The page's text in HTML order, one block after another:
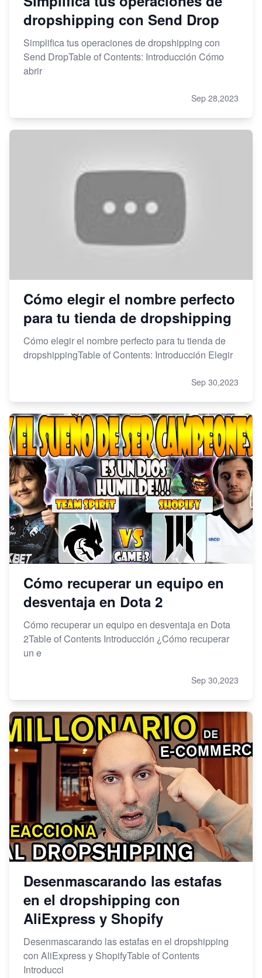
dropshipping con Send Drop
Simplifica tus operaciones de dropshipping con
Send DropTable of Contents: Introducción Cómo
abrir
Sep 28,2023
Cómo elegir el nombre perfecto
para tu tienda de dropshipping
Cómo elegir el nombre perfecto para tu tienda de
dropshippingTable of Contents: Introducción Elegir
Sep 30,2023
Cómo recuperar un equipo en
desventaja en Dota 2
Cómo recuperar un equipo en desventaja en Dota
2Table of Contents Introducción ¿Cómo recuperar
un e
Sep 30,2023
Desenmascarando las estafas
en el dropshipping con
AliExpress y Shopify
Desenmascarando las estafas en el dropshipping
con AliExpress y ShopifyTable of Contents
Introducci